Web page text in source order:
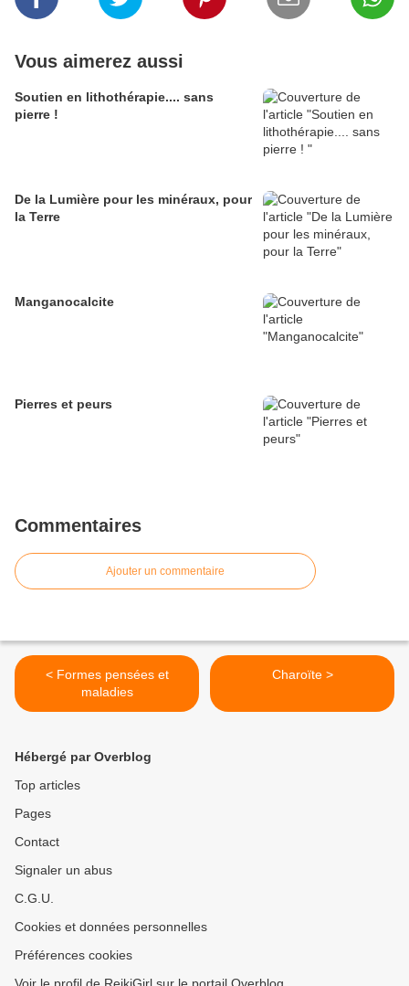
Vous aimerez aussi
Soutien en lithothérapie.... sans
pierre !
De la Lumière pour les minéraux, pour
la Terre
Manganocalcite
Pierres et peurs
Commentaires
Ajouter un commentaire
< Formes pensées et
maladies
Charoïte >
Hébergé par Overblog
Top articles
Pages
Contact
Signaler un abus
C.G.U.
Cookies et données personnelles
Préférences cookies